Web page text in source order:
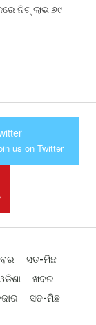
ନିଟ୍ ଲାଭ ୬୯
us on Twitter
ସତ-ମିଛ
ଖବର
ସତ-ମିଛ